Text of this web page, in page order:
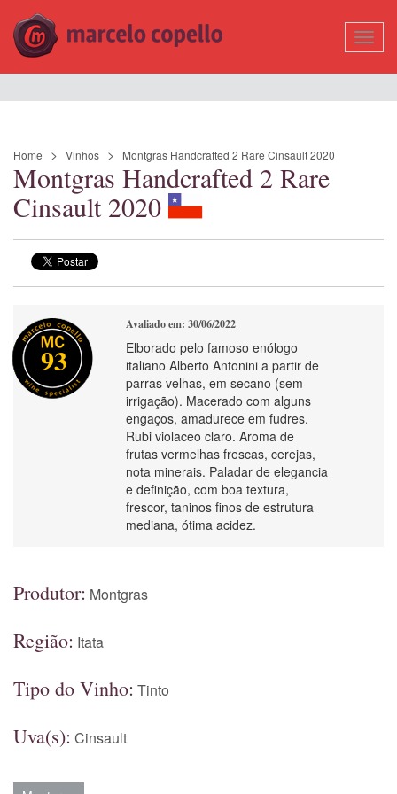
Home Vinhos Montgras Handcrafted 2 Rare Cinsault 2020
Montgras Handcrafted 2 Rare
Cinsault 2020
93
Avaliado em: 30/06/2022
Elborado pelo famoso enólogo
italiano Alberto Antonini a partir de
parras velhas, em secano (sem
irrigação). Macerado com alguns
engaços, amadurece em fudres.
Rubi violaceo claro. Aroma de
frutas vermelhas frescas, cerejas,
nota minerais. Paladar de elegancia
e definição, com boa textura,
frescor, taninos finos de estrutura
mediana, ótima acidez.
Produtor: Montgras
Região: Itata
Tipo do Vinho: Tinto
Uva(s): Cinsault